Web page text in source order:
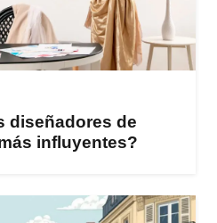
diseñadores de
influyentes?